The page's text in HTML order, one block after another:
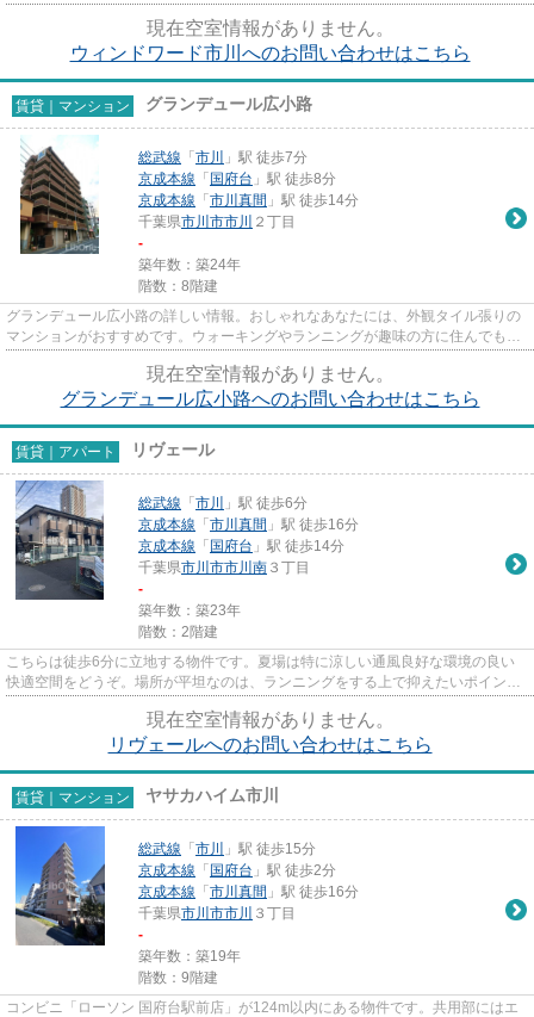
現在空室情報がありません。
ウィンドワード市川へのお問い合わせはこちら
賃貸｜マンション グランデュール広小路
総武線 「 市川
」駅 徒歩7分
京成本線 「 国府台 」駅 徒歩8分
京成本線 「 市川真間 」駅 徒歩14分
千葉県市川市市川 ２丁目
-
築年数：築24年
階数：8階建
グランデュール広小路の詳しい情報。おしゃれなあなたには、外観タイル張りの
マンションがおすすめです。ウォーキングやランニングが趣味の方に住んでもら
現在空室情報がありません。
グランデュール広小路へのお問い合わせはこちら
賃貸｜アパート リヴェール
総武線 「 市川
」駅 徒歩6分
京成本線 「 市川真間 」駅 徒歩16分
京成本線 「 国府台 」駅 徒歩14分
千葉県市川市市川南 ３丁目
-
築年数：築23年
階数：2階建
こちらは徒歩6分に立地する物件です。夏場は特に涼しい通風良好な環境の良い
快適空間をどうぞ。場所が平坦なのは、ランニングをする上で抑えたいポイント
現在空室情報がありません。
リヴェールへのお問い合わせはこちら
賃貸｜マンション ヤサカハイム市川
総武線 「 市川
」駅 徒歩15分
京成本線 「 国府台 」駅 徒歩2分
京成本線 「 市川真間 」駅 徒歩16分
千葉県市川市市川 ３丁目
-
築年数：築19年
階数：9階建
コンビニ「ローソン 国府台駅前店」が124m以内にある物件です。共用部にはエ